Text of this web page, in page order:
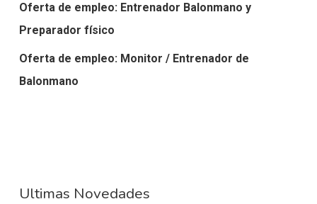
Oferta de empleo: Entrenador Balonmano y
Preparador físico
Oferta de empleo: Monitor / Entrenador de
Balonmano
Ultimas Novedades